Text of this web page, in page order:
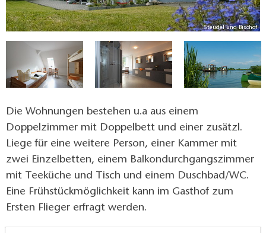
Steudel und Bischof
Die Wohnungen bestehen u.a aus einem
Doppelzimmer mit Doppelbett und einer zusätzl.
Liege für eine weitere Person, einer Kammer mit
zwei Einzelbetten, einem Balkondurchgangszimmer
mit Teeküche und Tisch und einem Duschbad/WC.
Eine Frühstückmöglichkeit kann im Gasthof zum
Ersten Flieger erfragt werden.